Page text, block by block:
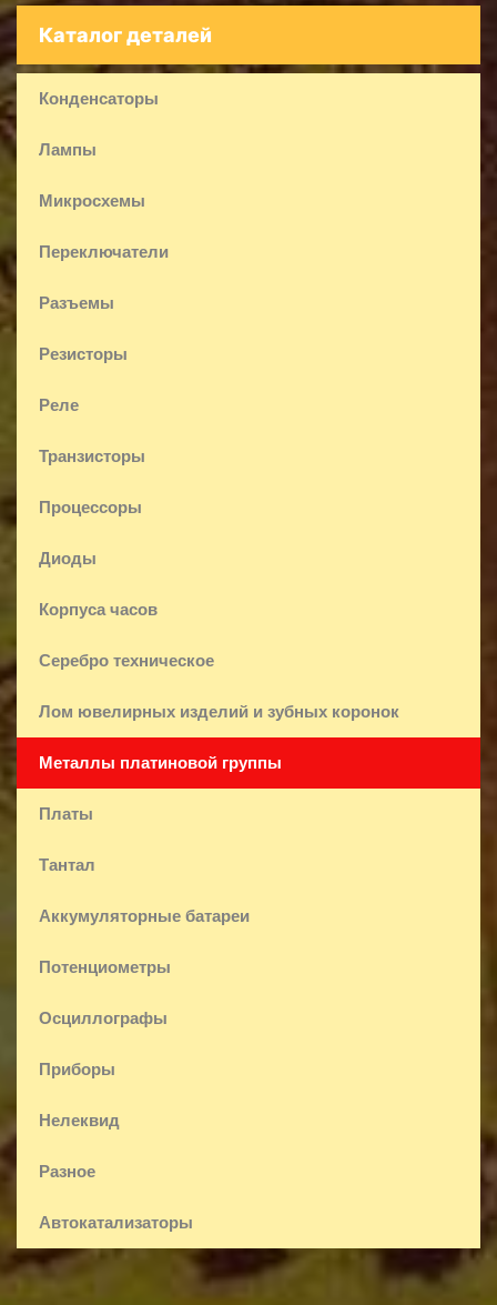
Каталог деталей
Конденсаторы
Лампы
Микросхемы
Переключатели
Разъемы
Резисторы
Реле
Транзисторы
Процессоры
Диоды
Корпуса часов
Серебро техническое
Лом ювелирных изделий и зубных коронок
Металлы платиновой группы
Платы
Тантал
Аккумуляторные батареи
Потенциометры
Осциллографы
Приборы
Нелеквид
Разное
Автокатализаторы